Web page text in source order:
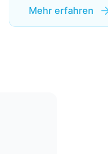
Mehr erfahren